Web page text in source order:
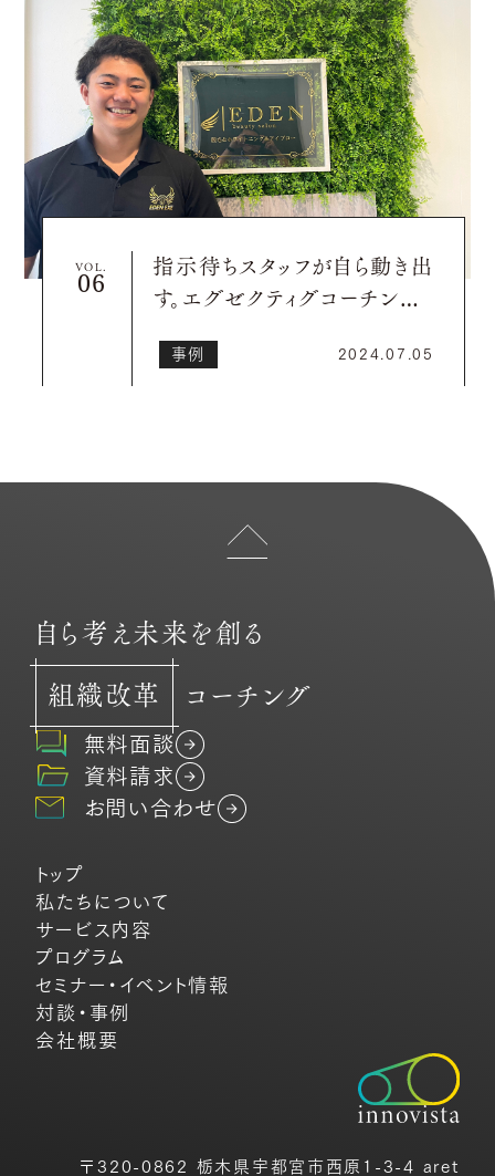
VOL.
指示待ちスタッフが自ら動き出
す。エグゼクティグコーチング
事例 2024.07.05
自ら考え未来を創る
組織改革
コーチング
無料面談
資料請求
お問い合わせ
〒320-0862 栃木県宇都宮市西原1-3-4 aret
トップ
私たちについて
サービス内容
プログラム
セミナー・イベント情報
対談・事例
会社概要